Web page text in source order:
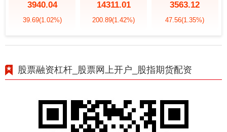
3940.04
39.69(1.02%)
14311.01
200.89(1.42%)
3563.12
47.56(1.35%)
股票融资杠杆_股票网上开户_股指期货配资